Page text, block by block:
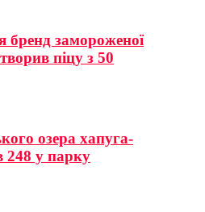
бренд замороженої
піцу з 50
озера хапуга-
248 у парку